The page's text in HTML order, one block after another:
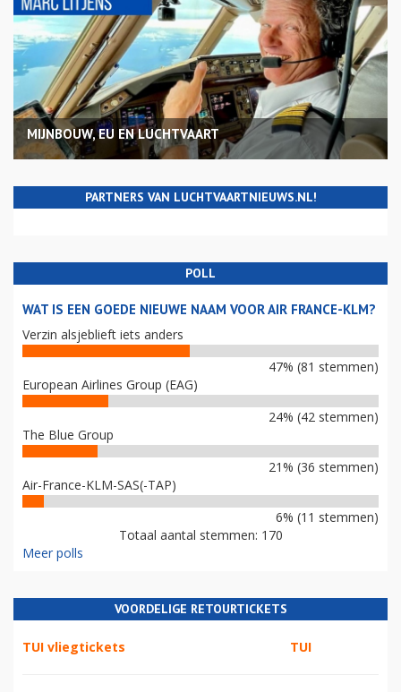
MIJNBOUW, EU EN LUCHTVAART
PARTNERS VAN LUCHTVAARTNIEUWS.NL!
POLL
WAT IS EEN GOEDE NIEUWE NAAM VOOR AIR FRANCE-KLM?
Verzin alsjeblieft iets anders
47% (81 stemmen)
European Airlines Group (EAG)
24% (42 stemmen)
The Blue Group
21% (36 stemmen)
Air-France-KLM-SAS(-TAP)
6% (11 stemmen)
Totaal aantal stemmen: 170
Meer polls
VOORDELIGE RETOURTICKETS
TUI vliegtickets TUI